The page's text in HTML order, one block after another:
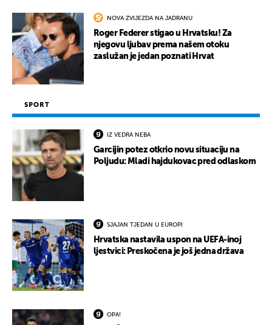
NOVA ZVIJEZDA NA JADRANU
Roger Federer stigao u Hrvatsku! Za
njegovu ljubav prema našem otoku
zaslužan je jedan poznati Hrvat
SPORT
IZ VEDRA NEBA
Garcijin potez otkrio novu situaciju na
Poljudu: Mladi hajdukovac pred odlaskom
SJAJAN TJEDAN U EUROPI
Hrvatska nastavila uspon na UEFA-inoj
ljestvici: Preskočena je još jedna država
OPA!